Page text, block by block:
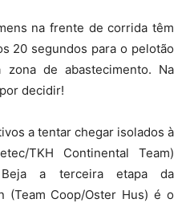
na frente de corrida têm
20 segundos para o pelotão
de abastecimento. Na
decidir!
a tentar chegar isolados à
TKH Continental Team)
a terceira etapa da
(Team Coop/Oster Hus) é o